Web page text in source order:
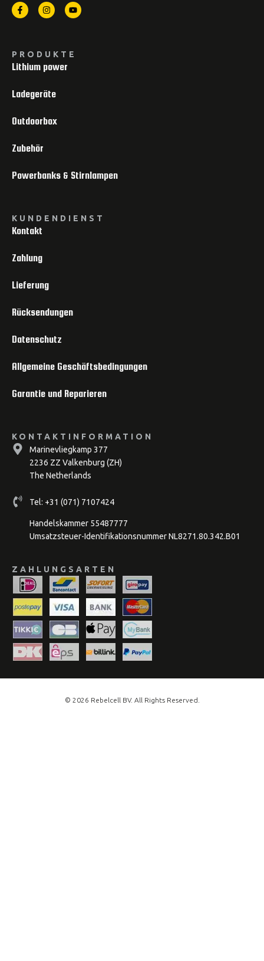
PRODUKTE
Lithium power
Ladegeräte
Outdoorbox
Zubehör
Powerbanks & Stirnlampen
KUNDENDIENST
Kontakt
Zahlung
Lieferung
Rücksendungen
Datenschutz
Allgemeine Geschäftsbedingungen
Garantie und Reparieren
KONTAKTINFORMATION
Marinevliegkamp 377
2236 ZZ Valkenburg (ZH)
The Netherlands
Tel: +31 (071) 7107424
Handelskammer 55487777
Umsatzsteuer-Identifikationsnummer NL8271.80.342.B01
ZAHLUNGSARTEN
© 2026 Rebelcell BV. All Rights Reserved.